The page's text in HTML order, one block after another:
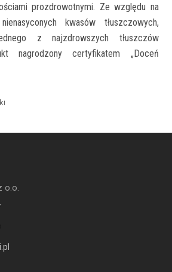
prozdrowotnymi. Ze względu na
kwasów tłuszczowych,
z najzdrowszych tłuszczów
nagrodzony certyfikatem „Doceń
o.o.